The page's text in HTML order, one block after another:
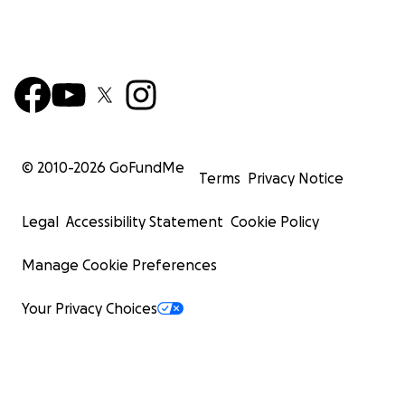
© 2010-2026 GoFundMe
Terms Privacy Notice
Legal Accessibility Statement Cookie Policy
Manage Cookie Preferences
Your Privacy Choices